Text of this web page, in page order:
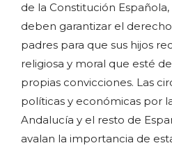
de la Constitución
deben garantizar el
padres para que sus hijos
religiosa y moral que esté
propias convicciones. Las
políticas y económicas por
Andalucía y el resto de
avalan la importancia de